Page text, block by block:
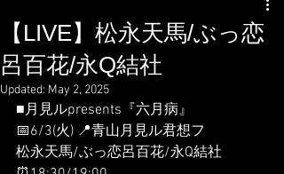
【LIVE】松永天馬/ぶっ恋
呂百花/永Q結社
Updated: May 2, 2025
■月見ルpresents『六月病』
📅6/3(火) 📍青山月見ル君想フ
松永天馬/ぶっ恋呂百花/永Q結社